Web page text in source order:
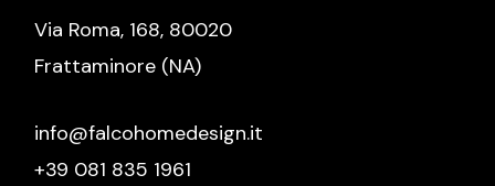
Via Roma, 168, 80020
Frattaminore (NA)
info@falcohomedesign.it
+39 081 835 1961